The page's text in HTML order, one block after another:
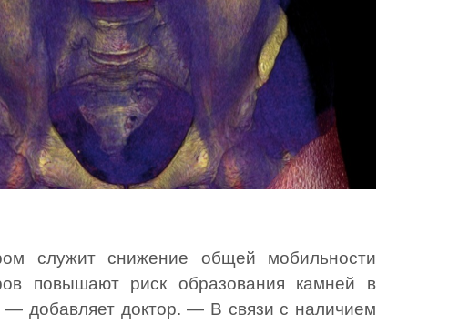
служит снижение общей мобильности
повышают риск образования камней в
— добавляет доктор. — В связи с наличием